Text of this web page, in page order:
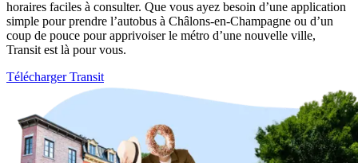
horaires faciles à consulter. Que vous ayez besoin d’une application
simple pour prendre l’autobus à Châlons-en-Champagne ou d’un
coup de pouce pour apprivoiser le métro d’une nouvelle ville,
Transit est là pour vous.
Télécharger Transit